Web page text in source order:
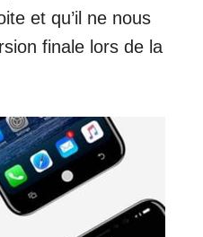
et qu’il ne nous
finale lors de la